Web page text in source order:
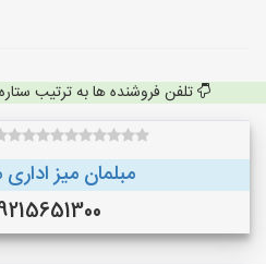
تلفن فروشنده ها به ترتیب
مبلمان میز
09215651300